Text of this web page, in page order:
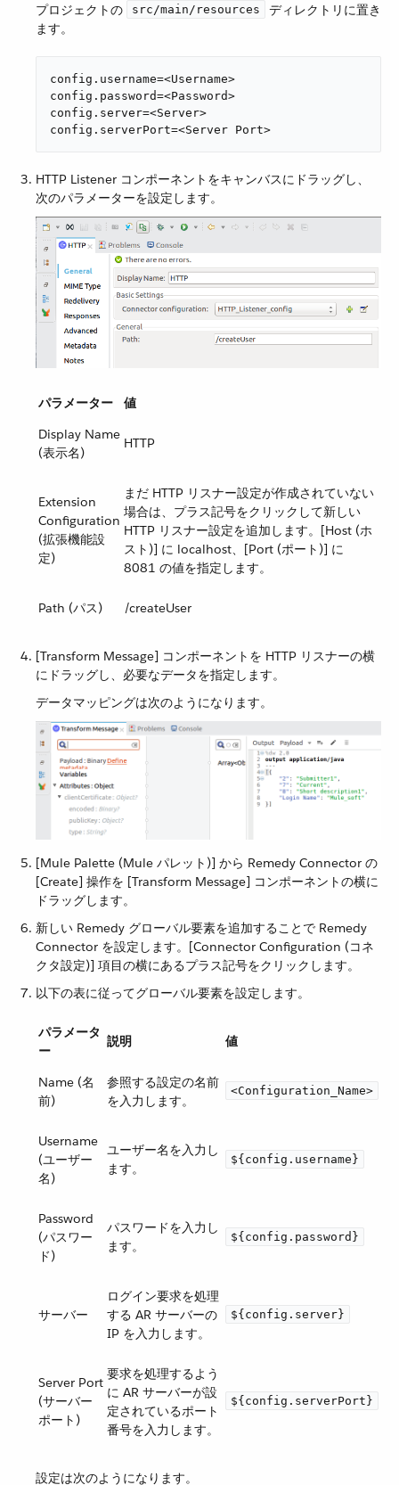
プロジェクトの ​
src/main/resources
​ ディレクトリに置き
ます。
config.username=<Username>
config.password=<Password>
config.server=<Server>
config.serverPort=<Server Port>
HTTP Listener コンポーネントをキャンバスにドラッグし、
次のパラメーターを設定します。
パラメーター
値
Display Name
(表示名)
HTTP
Extension
Configuration
(拡張機能設
定)
まだ HTTP リスナー設定が作成されていない
場合は、プラス記号をクリックして新しい
HTTP リスナー設定を追加します。[Host (ホ
スト)] に localhost、[Port (ポート)] に
8081 の値を指定します。
Path (パス) /createUser
[Transform Message] コンポーネントを HTTP リスナーの横
にドラッグし、必要なデータを指定します。
データマッピングは次のようになります。
[Mule Palette (Mule パレット)] から Remedy Connector の
[Create] 操作を [Transform Message] コンポーネントの横に
ドラッグします。
新しい Remedy グローバル要素を追加することで Remedy
Connector を設定します。[Connector Configuration (コネ
クタ設定)] 項目の横にあるプラス記号をクリックします。
以下の表に従ってグローバル要素を設定します。
パラメータ
ー
説明 値
Name (名
前)
参照する設定の名前
を入力します。
<Configuration_Name>
Username
(ユーザー
名)
ユーザー名を入力し
ます。
${config.username}
Password
(パスワー
ド)
パスワードを入力し
ます。
${config.password}
サーバー
ログイン要求を処理
する AR サーバーの
IP を入力します。
${config.server}
Server Port
(サーバー
ポート)
要求を処理するよう
に AR サーバーが設
定されているポート
番号を入力します。
${config.serverPort}
設定は次のようになります。